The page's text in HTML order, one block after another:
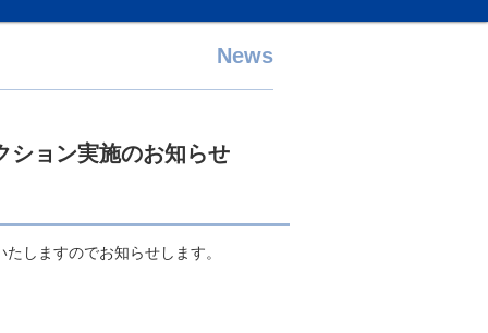
News
ション実施のお知らせ
しますのでお知らせします。